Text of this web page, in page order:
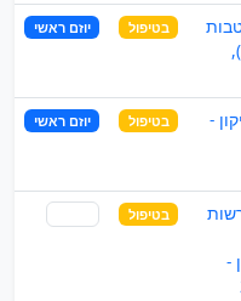
בטיפול יוזם ראשי
-
בטיפול יוזם ראשי
-
בטיפול